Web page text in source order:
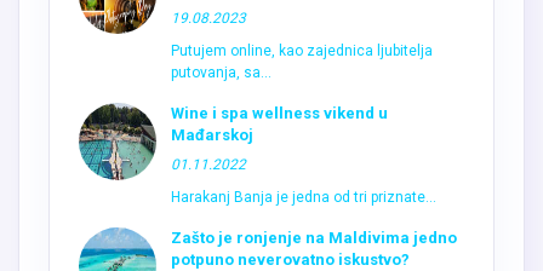
19.08.2023
Putujem online, kao zajednica ljubitelja
putovanja, sa...
Wine i spa wellness vikend u
Mađarskoj
01.11.2022
Harakanj Banja je jedna od tri priznate...
Zašto je ronjenje na Maldivima jedno
potpuno neverovatno iskustvo?